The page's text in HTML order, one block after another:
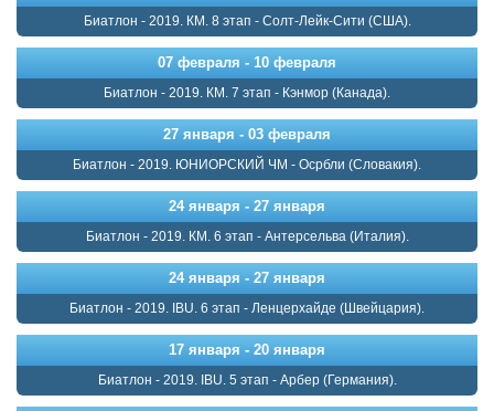
Биатлон - 2019. КМ. 8 этап - Солт-Лейк-Сити (США).
07 февраля - 10 февраля
Биатлон - 2019. КМ. 7 этап - Кэнмор (Канада).
27 января - 03 февраля
Биатлон - 2019. ЮНИОРСКИЙ ЧМ - Осрбли (Словакия).
24 января - 27 января
Биатлон - 2019. КМ. 6 этап - Антерсельва (Италия).
24 января - 27 января
Биатлон - 2019. IBU. 6 этап - Ленцерхайде (Швейцария).
17 января - 20 января
Биатлон - 2019. IBU. 5 этап - Арбер (Германия).